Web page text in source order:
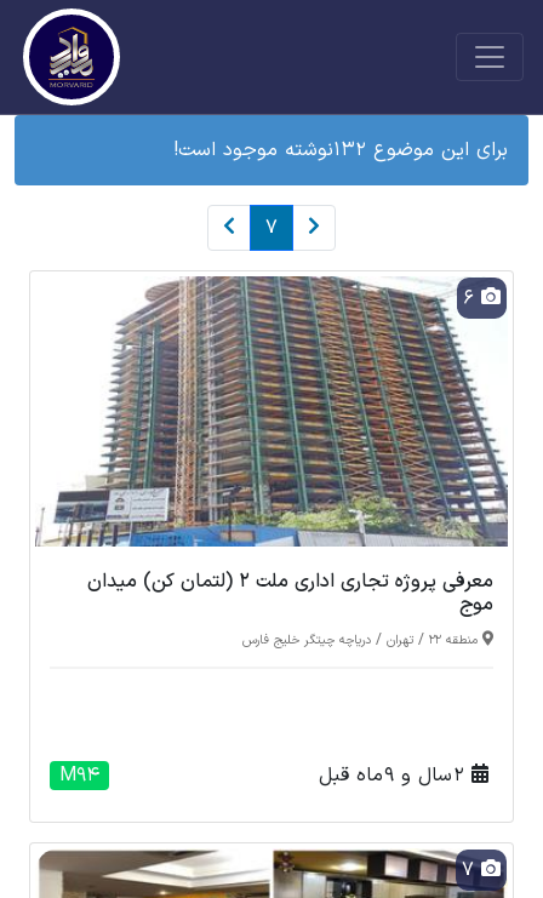
برای این موضوع 132نوشته موجود است!
7
معرفی پروژه تجاری اداری ملت 2 (لتمان کن) میدان
موج
منطقه 22 / تهران / دریاچه چیتگر خلیج فارس
M94
7